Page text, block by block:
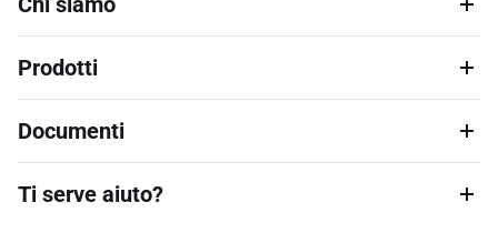
Prodotti
Documenti
Ti serve aiuto?